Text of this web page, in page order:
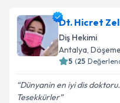
Dt. Hicret
Diş Hekimi
Antalya,
5 (25
Dünyanin en iyi dis
Tesekkürler